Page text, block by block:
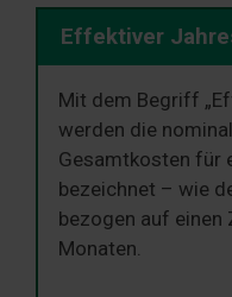
Effektiver
Mit dem Begriff
werden die
Gesamtkosten für
bezeichnet – wie
bezogen auf
Monaten.